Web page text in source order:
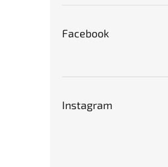
Facebook
Instagram